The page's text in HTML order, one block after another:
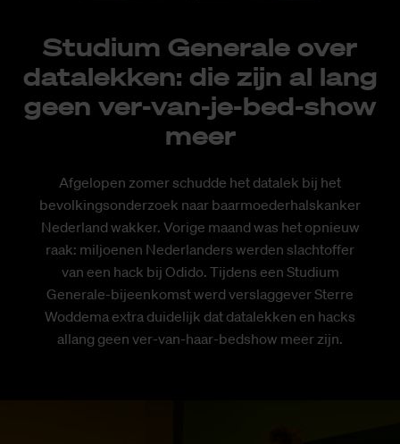
Studium Generale over
datalekken: die zijn al lang
geen ver-van-je-bed-show
meer
Afgelopen zomer schudde het datalek bij het
bevolkingsonderzoek naar baarmoederhalskanker
Nederland wakker. Vorige maand was het opnieuw
raak: miljoenen Nederlanders werden slachtoffer
van een hack bij Odido. Tijdens een Studium
Generale-bijeenkomst werd verslaggever Sterre
Woddema extra duidelijk dat datalekken en hacks
allang geen ver-van-haar-bedshow meer zijn.